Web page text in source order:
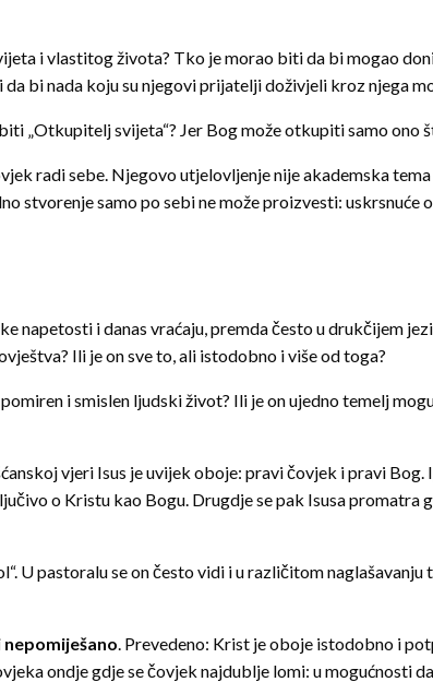
i vlastitog života? Tko je morao biti da bi mogao
bi nada koju su njegovi prijatelji doživjeli kroz njega
„Otkupitelj svijeta“? Jer Bog može otkupiti samo
radi sebe. Njegovo utjelovljenje nije akademska
stvorenje samo po sebi ne može proizvesti:
napetosti i danas vraćaju, premda često u drukčijem
Ili je on sve to, ali istodobno i više od toga?
i smislen ljudski život? Ili je on ujedno temelj
vjeri Isus je uvijek oboje: pravi čovjek i pravi Bog.
o Kristu kao Bogu. Drugdje se pak Isusa promatra
U pastoralu se on često vidi i u različitom
. Prevedeno: Krist je oboje istodobno i
ondje gdje se čovjek najdublje lomi: u mogućnosti